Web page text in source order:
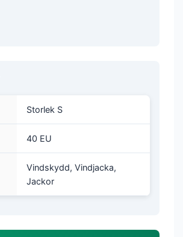
Storlek S
40 EU
Vindskydd, Vindjacka,
Jackor